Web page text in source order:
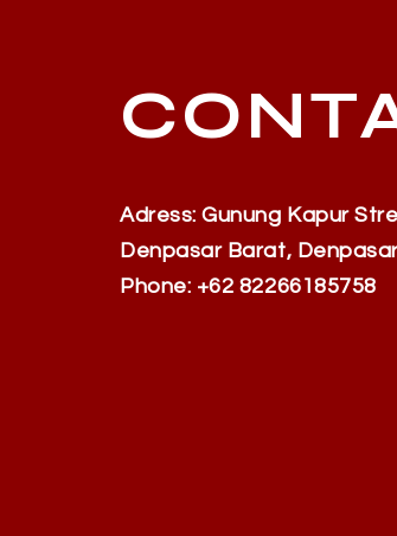
Adress: Gunung Kapur
Denpasar Barat,
Phone: +62 82266185758